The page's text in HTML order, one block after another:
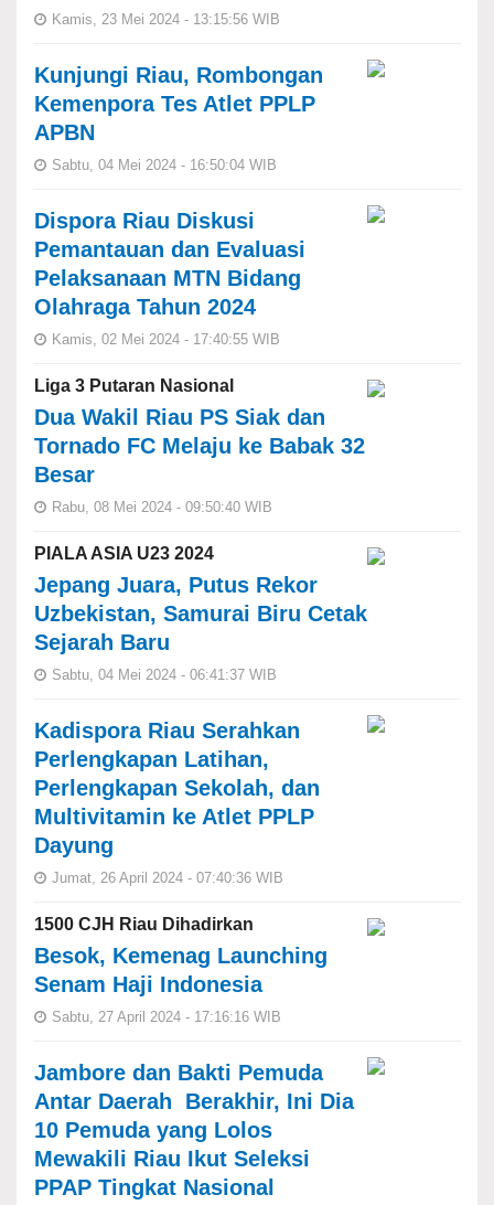
Kamis, 23 Mei 2024 - 13:15:56 WIB
Kunjungi Riau, Rombongan
Kemenpora Tes Atlet PPLP
APBN
Sabtu, 04 Mei 2024 - 16:50:04 WIB
Dispora Riau Diskusi
Pemantauan dan Evaluasi
Pelaksanaan MTN Bidang
Olahraga Tahun 2024
Kamis, 02 Mei 2024 - 17:40:55 WIB
Liga 3 Putaran Nasional
Dua Wakil Riau PS Siak dan
Tornado FC Melaju ke Babak 32
Besar
Rabu, 08 Mei 2024 - 09:50:40 WIB
PIALA ASIA U23 2024
Jepang Juara, Putus Rekor
Uzbekistan, Samurai Biru Cetak
Sejarah Baru
Sabtu, 04 Mei 2024 - 06:41:37 WIB
Kadispora Riau Serahkan
Perlengkapan Latihan,
Perlengkapan Sekolah, dan
Multivitamin ke Atlet PPLP
Dayung
Jumat, 26 April 2024 - 07:40:36 WIB
1500 CJH Riau Dihadirkan
Besok, Kemenag Launching
Senam Haji Indonesia
Sabtu, 27 April 2024 - 17:16:16 WIB
Jambore dan Bakti Pemuda
Antar Daerah Berakhir, Ini Dia
10 Pemuda yang Lolos
Mewakili Riau Ikut Seleksi
PPAP Tingkat Nasional